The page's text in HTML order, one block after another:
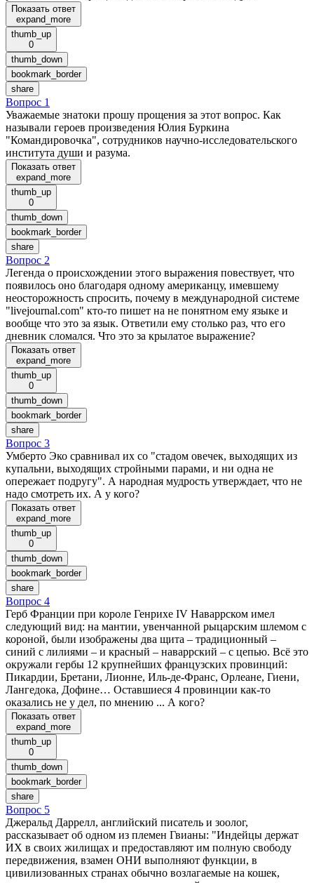
Показать ответ
expand_more
thumb_up
0
thumb_down
bookmark_border
share
Вопрос 1
Уважаемые знатоки прошу прощения за этот вопрос. Как
называли героев произведения Юлия Буркина
"Командировочка", сотрудников научно-исследовательского
института души и разума.
Показать ответ
expand_more
thumb_up
0
thumb_down
bookmark_border
share
Вопрос 2
Легенда о происхождении этого выражения повествует, что
появилось оно благодаря одному американцу, имевшему
неосторожность спросить, почему в международной системе
"livejournal.com" кто-то пишет на не понятном ему языке и
вообще что это за язык. Ответили ему столько раз, что его
дневник сломался. Что это за крылатое выражение?
Показать ответ
expand_more
thumb_up
0
thumb_down
bookmark_border
share
Вопрос 3
Умберто Эко сравнивал их со "стадом овечек, выходящих из
купальни, выходящих стройными парами, и ни одна не
опережает подругу". А народная мудрость утверждает, что не
надо смотреть их. А у кого?
Показать ответ
expand_more
thumb_up
0
thumb_down
bookmark_border
share
Вопрос 4
Герб Франции при короле Генрихе IV Наваррском имел
следующий вид: на мантии, увенчанной рыцарским шлемом с
короной, были изображены два щита – традиционный –
синий с лилиями – и красный – наваррский – с цепью. Всё это
окружали гербы 12 крупнейших французских провинций:
Пикардии, Бретани, Лионне, Иль-де-Франс, Орлеане, Гиени,
Лангедока, Дофине… Оставшиеся 4 провинции как-то
оказались не у дел, по мнению ... А кого?
Показать ответ
expand_more
thumb_up
0
thumb_down
bookmark_border
share
Вопрос 5
Джеральд Даррелл, английский писатель и зоолог,
рассказывает об одном из племен Гвианы: "Индейцы держат
ИХ в своих жилищах и предоставляют им полную свободу
передвижения, взамен ОНИ выполняют функции, в
цивилизованных странах обычно возлагаемые на кошек,